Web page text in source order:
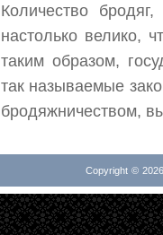
Количество
настолько велико,
таким образом,
так называемые
бродяжничеством,
Copyright ©